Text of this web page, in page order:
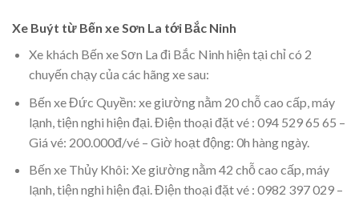
Xe Buýt từ Bến xe Sơn La tới Bắc Ninh
Xe khách Bến xe Sơn La đi Bắc Ninh hiện tại chỉ có 2
chuyến chạy của các hãng xe sau:
Bến xe Đức Quyền: xe giường nằm 20 chỗ cao cấp, máy
lạnh, tiện nghi hiện đại. Điện thoại đặt vé : 094 529 65 65 –
Giá vé: 200.000đ/vé – Giờ hoạt động: 0h hàng ngày.
Bến xe Thủy Khôi: Xe giường nằm 42 chỗ cao cấp, máy
lạnh, tiện nghi hiện đại. Điện thoại đặt vé : 0982 397 029 –